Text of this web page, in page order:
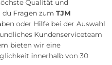
Qualität und
du Fragen zumTJM
oder Hilfe bei der Auswahl
Kundenserviceteam
bieten wir eine
innerhalb von 30